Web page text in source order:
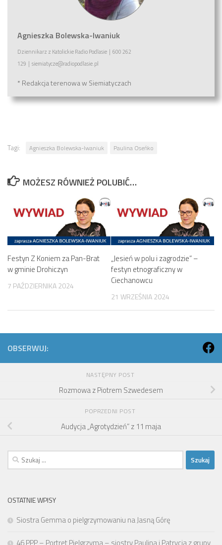
Agnieszka Bolewska-Iwaniuk
Dziennikarz z Katolickie Radio Podlasie | 600 262
129 | siemiatycze@radiopodlasie.pl
* Redakcja terenowa w Siemiatyczach
Tagi: Agnieszka Bolewska-Iwaniuk Paulina Oseńko
MOŻESZ RÓWNIEŻ POLUBIĆ…
Festyn Z Koniem za Pan-Brat
w gminie Drohiczyn
7 PAŹDZIERNIKA 2024
„Jesień w polu i zagrodzie” –
festyn etnograficzny w
Ciechanowcu
21 WRZEŚNIA 2024
OBSERWUJ:
NASTĘPNY POST
Rozmowa z Piotrem Szwedesem
POPRZEDNI POST
Audycja „Agrotydzień” z 11 maja
Szukaj:
OSTATNIE WPISY
Siostra Gemma o pielgrzymowaniu na Jasną Górę